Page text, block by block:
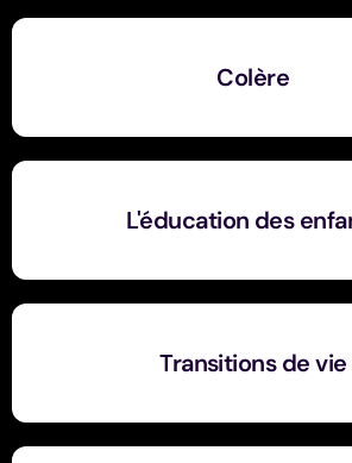
Colère
L'éducation des
Transitions de vie